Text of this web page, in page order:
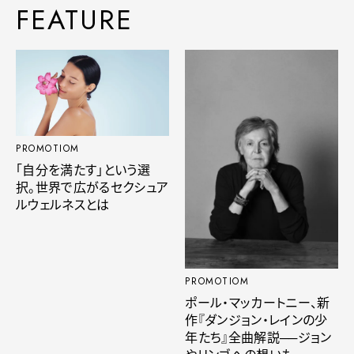
FEATURE
PROMOTIOM
「自分を満たす」という選
択。世界で広がるセクシュア
ルウェルネスとは
PROMOTIOM
ポール・マッカートニー、新
作『ダンジョン・レインの少
年たち』全曲解説──ジョン